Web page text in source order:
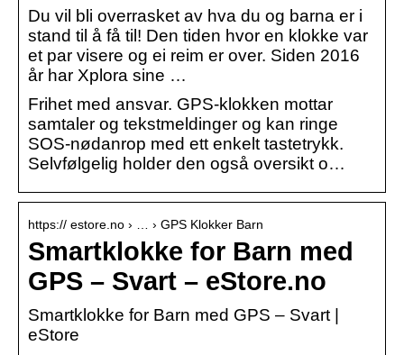
Du vil bli overrasket av hva du og barna er i
stand til å få til! Den tiden hvor en klokke var
et par visere og ei reim er over. Siden 2016
år har Xplora sine …
Frihet med ansvar. GPS-klokken mottar
samtaler og tekstmeldinger og kan ringe
SOS-nødanrop med ett enkelt tastetrykk.
Selvfølgelig holder den også oversikt o…
https:// estore.no › … › GPS Klokker Barn
Smartklokke for Barn med
GPS – Svart – eStore.no
Smartklokke for Barn med GPS – Svart |
eStore